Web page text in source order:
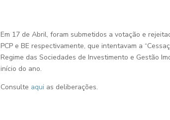
Em 17 de Abril, foram submetidos a votação e
PCP e BE respectivamente, que intentavam a
Regime das Sociedades de Investimento e Gestão
início do ano.
Consulte aqui as deliberações.